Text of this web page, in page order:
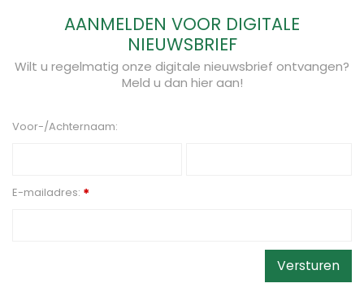
AANMELDEN VOOR DIGITALE
NIEUWSBRIEF
Wilt u regelmatig onze digitale nieuwsbrief ontvangen?
Meld u dan hier aan!
Voor-/Achternaam:
E-mailadres: *